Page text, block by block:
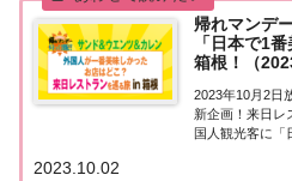
帰れマンデ
「日本で1
箱根！（
2023年10月2日
新企画！来日レ
国人観光客に「
し、そのお店
2023.10.02